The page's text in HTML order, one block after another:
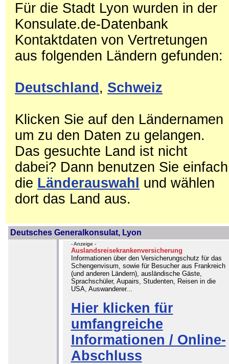
Für die Stadt Lyon wurden in der
Konsulate.de-Datenbank
Kontaktdaten von Vertretungen
aus folgenden Ländern gefunden:
Deutschland , Schweiz
Klicken Sie auf den Ländernamen
um zu den Daten zu gelangen.
Das gesuchte Land ist nicht
dabei? Dann benutzen Sie einfach
die Länderauswahl
und wählen
dort das Land aus.
Deutsches Generalkonsulat, Lyon
- Anzeige -
Auslandsreisekrankenversicherung
Informationen über den Versicherungschutz für das
Schengenvisum, sowie für Besucher aus Frankreich
(und anderen Ländern), ausländische Gäste,
Sprachschüler, Aupairs, Studenten, Reisen in die
USA, Auswanderer...
Hier klicken für
umfangreiche
Informationen / Online-
Abschluss